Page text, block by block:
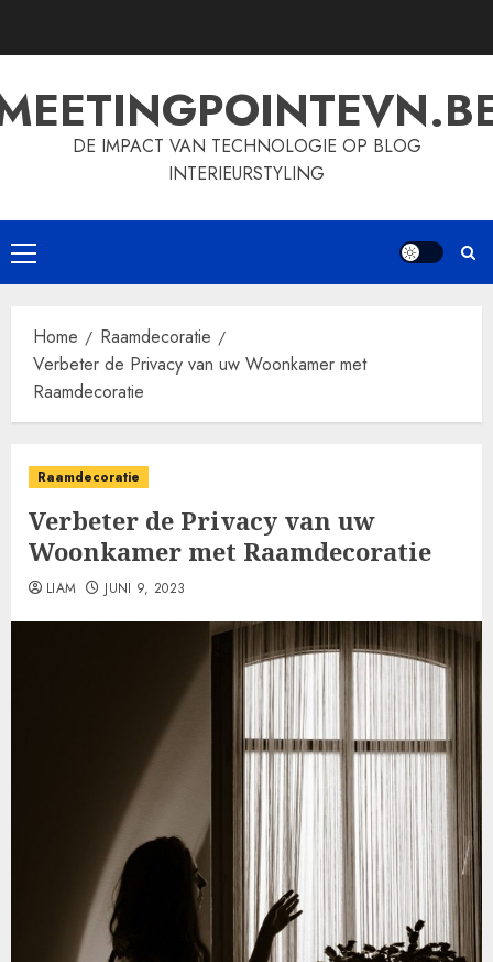
DE IMPACT VAN TECHNOLOGIE OP BLOG
INTERIEURSTYLING
Primary
Menu
Home
Raamdecoratie
Verbeter de Privacy van uw Woonkamer met
Raamdecoratie
Raamdecoratie
Verbeter de Privacy van uw
Woonkamer met Raamdecoratie
LIAM JUNI 9, 2023